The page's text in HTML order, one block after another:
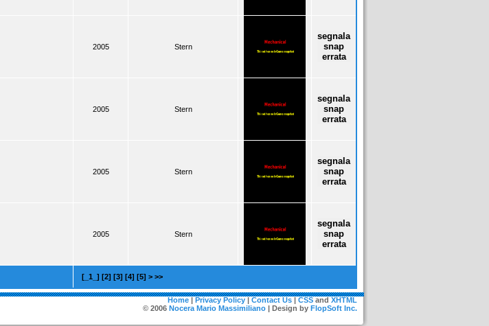
2005 Stern
segnala
snap
errata
2005 Stern
segnala
snap
errata
2005 Stern
segnala
snap
errata
2005 Stern
segnala
snap
errata
[_1_] [2] [3] [4] [5] > >>
Home | Privacy Policy | Contact Us | CSS and XHTML
© 2006 Nocera Mario Massimiliano | Design by FlopSoft Inc.